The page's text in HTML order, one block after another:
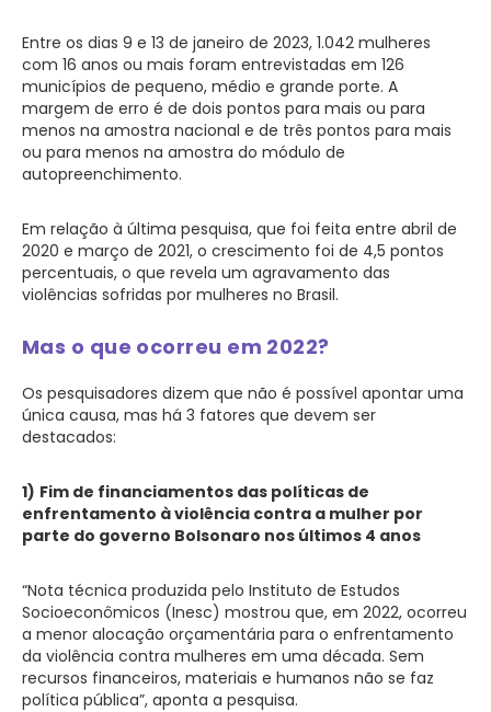
Entre os dias 9 e 13 de janeiro de 2023, 1.042 mulheres
com 16 anos ou mais foram entrevistadas em 126
municípios de pequeno, médio e grande porte. A
margem de erro é de dois pontos para mais ou para
menos na amostra nacional e de três pontos para mais
ou para menos na amostra do módulo de
autopreenchimento.
Em relação à última pesquisa, que foi feita entre abril de
2020 e março de 2021, o crescimento foi de 4,5 pontos
percentuais, o que revela um agravamento das
violências sofridas por mulheres no Brasil.
Mas o que ocorreu em 2022?
Os pesquisadores dizem que não é possível apontar uma
única causa, mas há 3 fatores que devem ser
destacados:
1) Fim de financiamentos das políticas de
enfrentamento à violência contra a mulher por
parte do governo Bolsonaro nos últimos 4 anos
“Nota técnica produzida pelo Instituto de Estudos
Socioeconômicos (Inesc) mostrou que, em 2022, ocorreu
a menor alocação orçamentária para o enfrentamento
da violência contra mulheres em uma década. Sem
recursos financeiros, materiais e humanos não se faz
política pública”, aponta a pesquisa.